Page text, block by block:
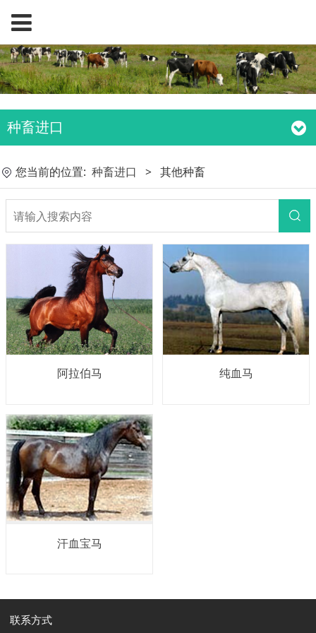
种畜进口
您当前的位置: 种畜进口 > 其他种畜
阿拉伯马 纯血马
汗血宝马
联系方式